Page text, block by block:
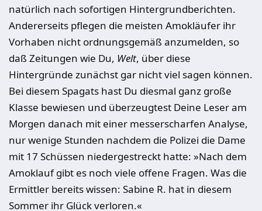
natürlich nach sofortigen Hintergrundberichten.
Andererseits pflegen die meisten Amokläufer ihr
Vorhaben nicht ordnungsgemäß anzumelden, so
daß Zeitungen wie Du, Welt, über diese
Hintergründe zunächst gar nicht viel sagen können.
Bei diesem Spagats hast Du diesmal ganz große
Klasse bewiesen und überzeugtest Deine Leser am
Morgen danach mit einer messerscharfen Analyse,
nur wenige Stunden nachdem die Polizei die Dame
mit 17 Schüssen niedergestreckt hatte: »Nach dem
Amoklauf gibt es noch viele offene Fragen. Was die
Ermittler bereits wissen: Sabine R. hat in diesem
Sommer ihr Glück verloren.«